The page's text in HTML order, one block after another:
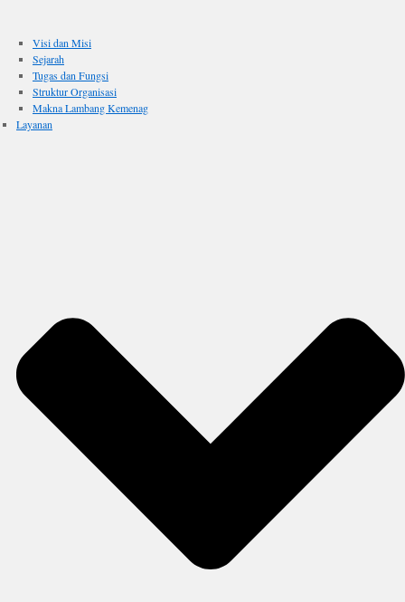
Visi dan Misi
Sejarah
Tugas dan Fungsi
Struktur Organisasi
Makna Lambang Kemenag
Layanan